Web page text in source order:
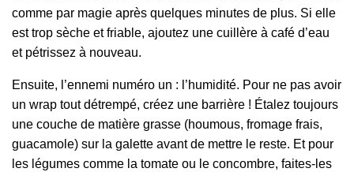
comme par magie après quelques minutes de plus. Si elle
est trop sèche et friable, ajoutez une cuillère à café d’eau
et pétrissez à nouveau.
Ensuite, l’ennemi numéro un : l’humidité. Pour ne pas avoir
un wrap tout détrempé, créez une barrière ! Étalez toujours
une couche de matière grasse (houmous, fromage frais,
guacamole) sur la galette avant de mettre le reste. Et pour
les légumes comme la tomate ou le concombre, faites-les